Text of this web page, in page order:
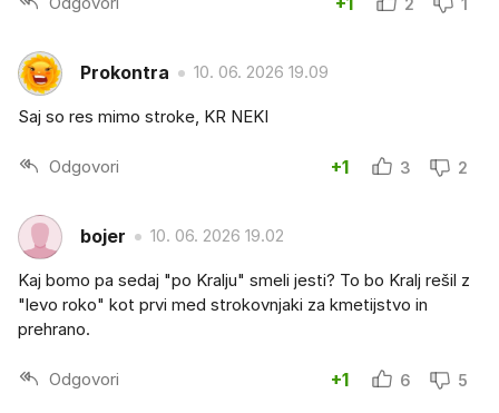
Prokontra 10. 06. 2026 19.09
Saj so res mimo stroke, KR NEKI
Odgovori +1 3 2
bojer 10. 06. 2026 19.02
Kaj bomo pa sedaj "po Kralju" smeli jesti? To bo Kralj rešil z
"levo roko" kot prvi med strokovnjaki za kmetijstvo in
prehrano.
Odgovori +1 6 5